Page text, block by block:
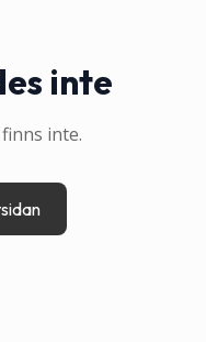
inte
inte.